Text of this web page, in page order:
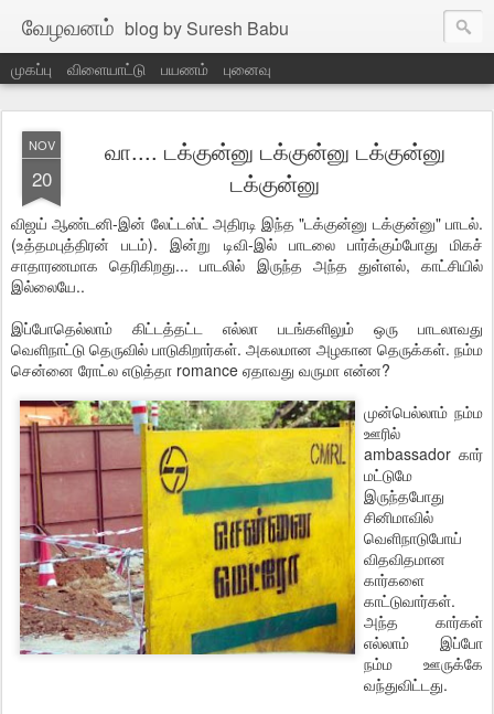
வேழவனம் blog by Suresh Babu
முகப்பு விளையாட்டு பயணம் புனைவு
NOV
20
வா.... டக்குன்னு டக்குன்னு டக்குன்னு
டக்குன்னு
விஜய் ஆண்டனி-இன் லேட்டஸ்ட் அதிரடி இந்த "டக்குன்னு டக்குன்னு" பாடல்.
(உத்தமபுத்திரன் படம்). இன்று டிவி-இல் பாடலை பார்க்கும்போது மிகச்
சாதாரணமாக தெரிகிறது... பாடலில் இருந்த அந்த துள்ளல், காட்சியில்
இல்லையே..
இப்போதெல்லாம் கிட்டத்தட்ட எல்லா படங்களிலும் ஒரு பாடலாவது
வெளிநாட்டு தெருவில் பாடுகிறார்கள். அகலமான அழகான தெருக்கள். நம்ம
சென்னை ரோட்ல எடுத்தா romance ஏதாவது வருமா என்ன?
முன்பெல்லாம் நம்ம
ஊரில்
ambassador கார்
மட்டுமே
இருந்தபோது
சினிமாவில்
வெளிநாடுபோய்
விதவிதமான
கார்களை
காட்டுவார்கள்.
அந்த கார்கள்
எல்லாம் இப்போ
நம்ம ஊருக்கே
வந்துவிட்டது.